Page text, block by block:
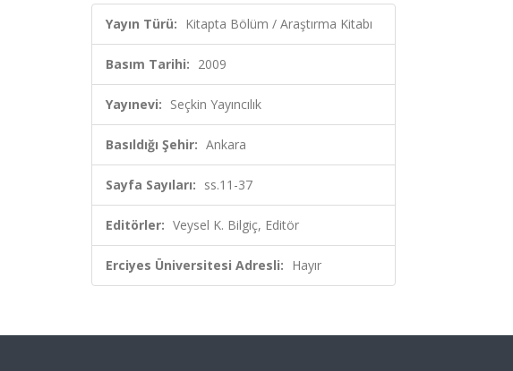
Yayın Türü: Kitapta Bölüm / Araştırma Kitabı
Basım Tarihi: 2009
Yayınevi: Seçkin Yayıncılık
Basıldığı Şehir: Ankara
Sayfa Sayıları: ss.11-37
Editörler: Veysel K. Bilgiç, Editör
Erciyes Üniversitesi Adresli: Hayır